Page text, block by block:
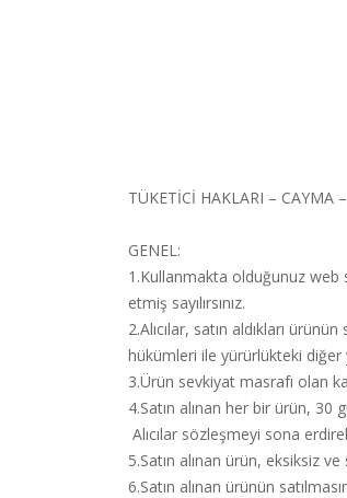
TÜKETİCİ HAKLARI – CAYMA
GENEL:
1.Kullanmakta olduğunuz
etmiş sayılırsınız.
2.Alıcılar, satın aldıkları
hükümleri ile yürürlükteki diğer
3.Ürün sevkiyat masrafı olan
4.Satın alınan her bir ürün,
Alıcılar sözleşmeyi sona
5.Satın alınan ürün, eksiksiz
6.Satın alınan ürünün